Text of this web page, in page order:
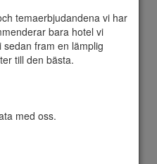
temaerbjudandena vi har
bara hotel vi
fram en lämplig
till den bästa.
med oss.
Staden är
och grundades av
Paris utgör
med förorter över